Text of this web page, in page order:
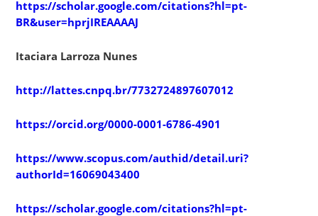
https://scholar.google.com/citations?hl=pt-
BR&user=hprjIREAAAAJ
Itaciara Larroza Nunes
http://lattes.cnpq.br/7732724897607012
https://orcid.org/0000-0001-6786-4901
https://www.scopus.com/authid/detail.uri?
authorId=16069043400
https://scholar.google.com/citations?hl=pt-